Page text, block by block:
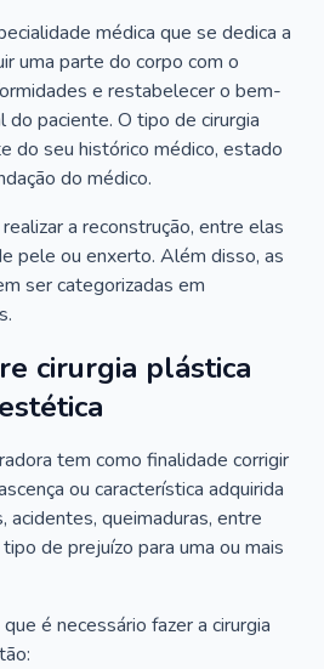
médica que se dedica a
uma parte do corpo com o
e restabelecer o bem-
do paciente. O tipo de cirurgia
do seu histórico médico, estado
do médico.
a reconstrução, entre elas
pele ou enxerto. Além disso, as
ser categorizadas em
cirurgia plástica
tem como finalidade corrigir
ou característica adquirida
acidentes, queimaduras, entre
de prejuízo para uma ou mais
é necessário fazer a cirurgia